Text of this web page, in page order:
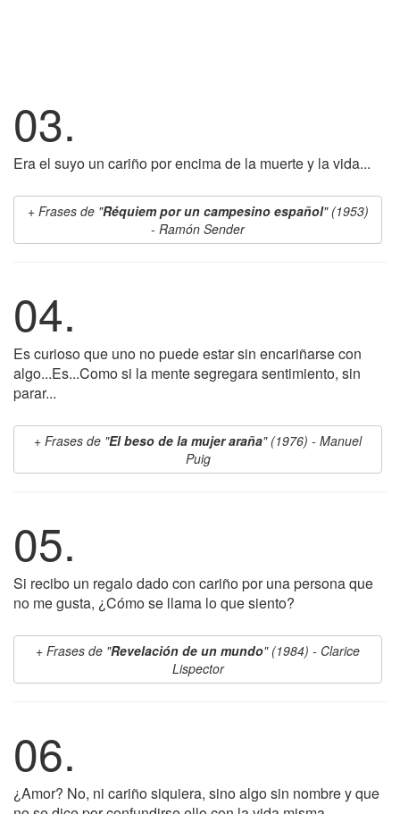
03.
Era el suyo un cariño por encima de la muerte y la vida...
Frases de "Réquiem por un campesino español" (1953)
- Ramón Sender
04.
Es curioso que uno no puede estar sin encariñarse con
algo...Es...Como si la mente segregara sentimiento, sin
parar...
Frases de "El beso de la mujer araña" (1976) - Manuel
Puig
05.
Si recibo un regalo dado con cariño por una persona que
no me gusta, ¿Cómo se llama lo que siento?
Frases de "Revelación de un mundo" (1984) - Clarice
Lispector
06.
¿Amor? No, ni cariño siquiera, sino algo sin nombre y que